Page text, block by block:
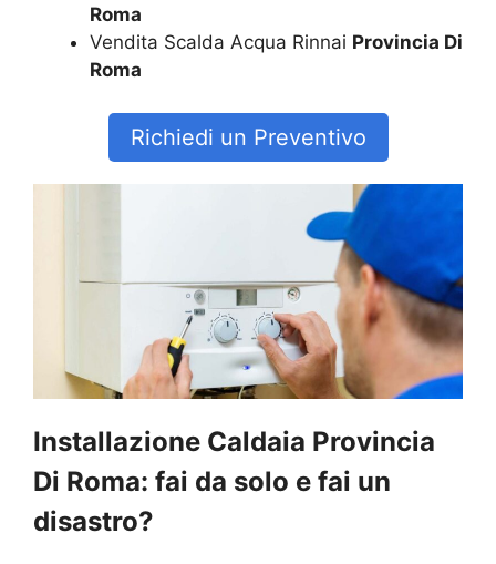
Roma
Vendita Scalda Acqua Rinnai Provincia Di
Roma
Richiedi un Preventivo
Installazione Caldaia Provincia
Di Roma: fai da solo e fai un
disastro?